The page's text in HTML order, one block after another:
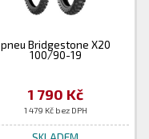
pneu Bridgestone X20
100/90-19
1 790 Kč
1 479 Kč bez DPH